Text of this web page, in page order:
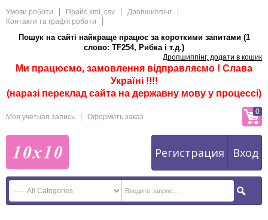
Умови роботи Прайс xml, csv
Дропшиппінг
Контакти та графік роботи
Пошук на сайті найкраще працює за короткими запитами (1
слово: TF254, Рибка і т.д.)
Дропшиппінг, додати в кошик
Ми працюємо, замовлення відправляємо ! Слава
Україні !!!!
(наразі переклад сайта на державну мову у процессі)
Моя учётная запись Оформить заказ
Регистрация Вход
0